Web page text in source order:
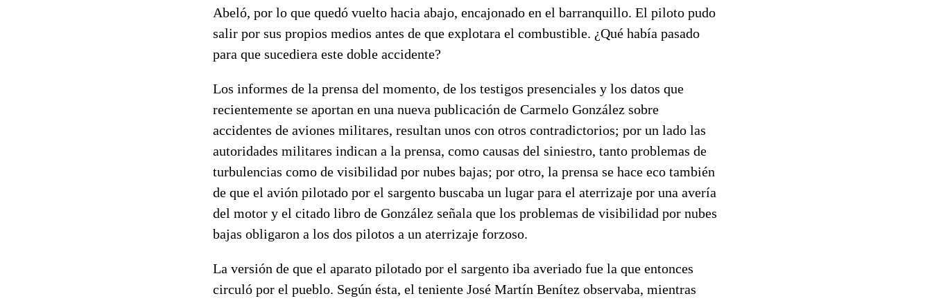
Abeló, por lo que quedó vuelto hacia abajo, encajonado en el barranquillo. El piloto pudo
salir por sus propios medios antes de que explotara el combustible. ¿Qué había pasado
para que sucediera este doble accidente?
Los informes de la prensa del momento, de los testigos presenciales y los datos que
recientemente se aportan en una nueva publicación de Carmelo González sobre
accidentes de aviones militares, resultan unos con otros contradictorios; por un lado las
autoridades militares indican a la prensa, como causas del siniestro, tanto problemas de
turbulencias como de visibilidad por nubes bajas; por otro, la prensa se hace eco también
de que el avión pilotado por el sargento buscaba un lugar para el aterrizaje por una avería
del motor y el citado libro de González señala que los problemas de visibilidad por nubes
bajas obligaron a los dos pilotos a un aterrizaje forzoso.
La versión de que el aparato pilotado por el sargento iba averiado fue la que entonces
circuló por el pueblo. Según ésta, el teniente José Martín Benítez observaba, mientras